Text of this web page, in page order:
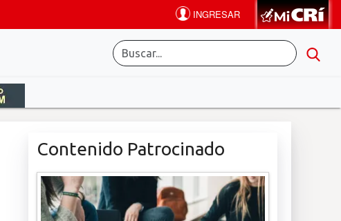
Contenido Patrocinado